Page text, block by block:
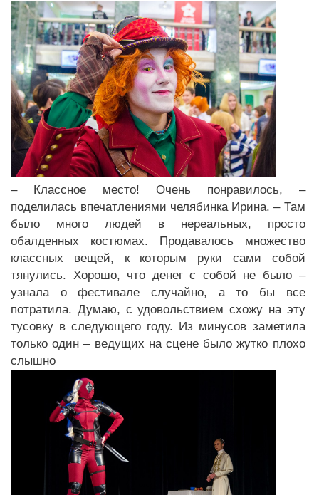
– Классное место! Очень понравилось, –
поделилась впечатлениями челябинка Ирина. – Там
было много людей в нереальных, просто
обалденных костюмах. Продавалось множество
классных вещей, к которым руки сами собой
тянулись. Хорошо, что денег с собой не было –
узнала о фестивале случайно, а то бы все
потратила. Думаю, с удовольствием схожу на эту
тусовку в следующего году. Из минусов заметила
только один – ведущих на сцене было жутко плохо
слышно